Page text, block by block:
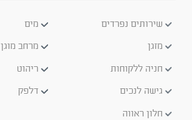
שירותים נפרדים מים
מזגן
מרחב מוגן
חניה ללקוחות
ריהוט
גישה לנכים
דלפק
חלון ראווה